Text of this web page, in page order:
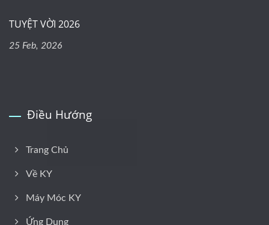
TUYỆT VỜI 2026
25 Feb, 2026
Điều Hướng
Trang Chủ
Về KY
Máy Móc KY
Ứng Dụng